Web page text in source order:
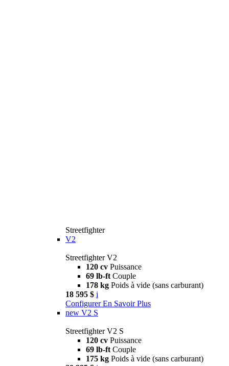
Streetfighter
V2
Streetfighter V2
120 cv Puissance
69 lb-ft Couple
178 kg Poids à vide (sans carburant)
18 595 $ i
Configurer En Savoir Plus
new V2 S
Streetfighter V2 S
120 cv Puissance
69 lb-ft Couple
175 kg Poids à vide (sans carburant)